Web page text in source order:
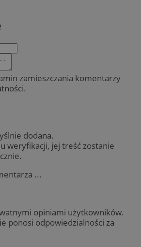
zamieszczania komentarzy
dodana.
weryfikacji, jej treść zostanie
...
opiniami użytkowników.
ponosi odpowiedzialności za